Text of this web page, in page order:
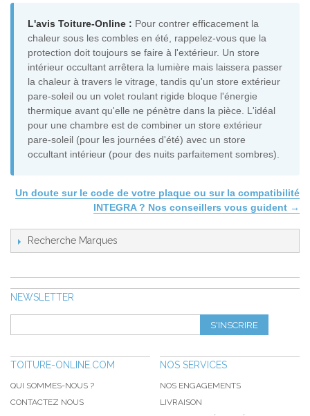
L'avis Toiture-Online : Pour contrer efficacement la
chaleur sous les combles en été, rappelez-vous que la
protection doit toujours se faire à l'extérieur. Un store
intérieur occultant arrêtera la lumière mais laissera passer
la chaleur à travers le vitrage, tandis qu'un store extérieur
pare-soleil ou un volet roulant rigide bloque l'énergie
thermique avant qu'elle ne pénètre dans la pièce. L'idéal
pour une chambre est de combiner un store extérieur
pare-soleil (pour les journées d'été) avec un store
occultant intérieur (pour des nuits parfaitement sombres).
Un doute sur le code de votre plaque ou sur la compatibilité
INTEGRA ? Nos conseillers vous guident →
Recherche Marques
NEWSLETTER
S'INSCRIRE
TOITURE-ONLINE.COM
QUI SOMMES-NOUS ?
CONTACTEZ NOUS
NOS SERVICES
NOS ENGAGEMENTS
LIVRAISON